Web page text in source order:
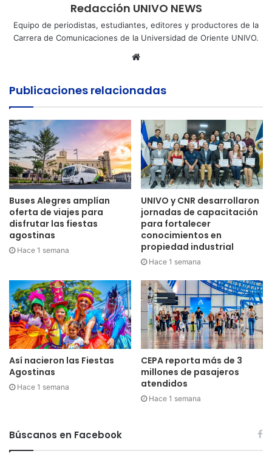
Redacción UNIVO NEWS
Equipo de periodistas, estudiantes, editores y productores de la
Carrera de Comunicaciones de la Universidad de Oriente UNIVO.
Sitio
Publicaciones relacionadas
Buses Alegres amplían
oferta de viajes para
disfrutar las fiestas
agostinas
Hace 1 semana
UNIVO y CNR desarrollaron
jornadas de capacitación
para fortalecer
conocimientos en
propiedad industrial
Hace 1 semana
Así nacieron las Fiestas
Agostinas
Hace 1 semana
CEPA reporta más de 3
millones de pasajeros
atendidos
Hace 1 semana
Búscanos en Facebook